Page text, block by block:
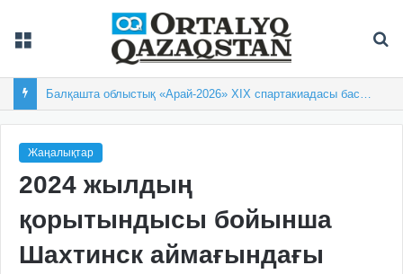
Жаңалықтар
2024 жылдың
қорытындысы бойынша
Шахтинск аймағындағы